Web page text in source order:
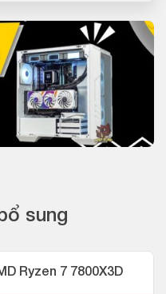
sung
Ryzen 7 7800X3D